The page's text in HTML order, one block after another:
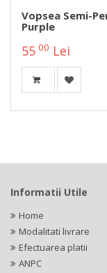
Vopsea Semi-
Purple
55 00 Lei
Informatii Utile
Home
Modalitati livrare
Efectuarea platii
ANPC